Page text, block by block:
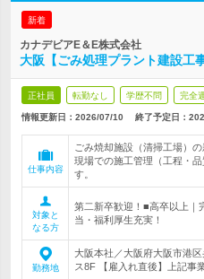
新着
カナデビアE＆E株式会社
大阪【ごみ処理プラント建設工
正社員 転勤なし 学歴不問 完全
情報更新日：2026/07/10 終了予定日：
仕事内容
ごみ焼却施設（清掃工場）
現場での施工管理（工程・
す。
対象と
なる方
第二新卒歓迎！■高卒以上｜
当・福利厚生充実！
勤務地
大阪本社／大阪府大阪市港
ス8F 【雇入れ直後】上記事